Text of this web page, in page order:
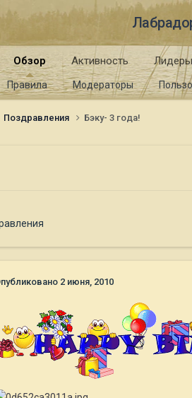
Обзор
Правила Модераторы
Активность Лидеры
Поздравления Бэку- 3 года!
2 июня, 2010